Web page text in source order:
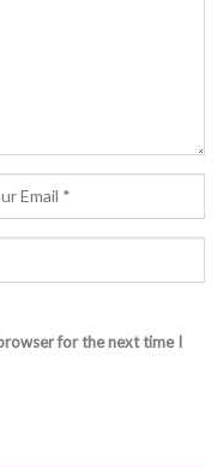
for the next time I